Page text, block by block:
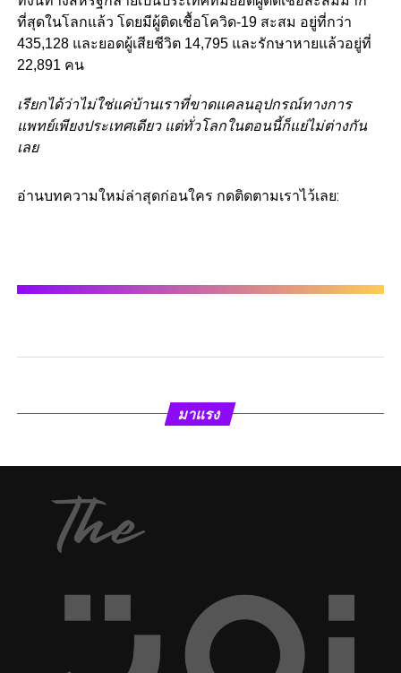
ที่สุดในโลกแล้ว โดยมีผู้ติดเชื้อโควิด-19 สะสม อยู่ที่กว่า
435,128 และยอดผู้เสียชีวิต 14,795 และรักษาหายแล้วอยู่ที่
22,891 คน
เรียกได้ว่าไม่ใช่แค่บ้านเราที่ขาดแคลนอุปกรณ์ทางการ
แพทย์เพียงประเทศเดียว แต่ทั่วโลกในตอนนี้ก็แย่ไม่ต่างกัน
เลย
อ่านบทความใหม่ล่าสุดก่อนใคร กดติดตามเราไว้เลย:
มาแรง